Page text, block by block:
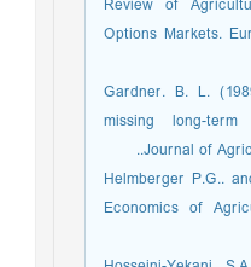
Review of
Options Markets.
26. Gardner. B. L.
missing long-
Journal of
27. Helmberger
Economics of